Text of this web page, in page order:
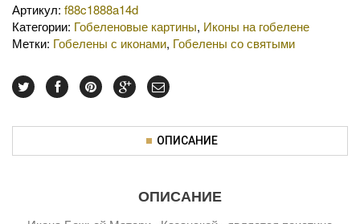
Артикул: f88c1888a14d
Категории: Гобеленовые картины, Иконы на гобелене
Метки: Гобелены с иконами, Гобелены со святыми
ОПИСАНИЕ
ОПИСАНИЕ